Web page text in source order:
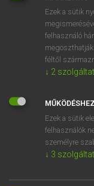
⚲ aggressive
Ezek a sütik
felhasználó
féltől
↓ 2
Ezek a sütik
felhasználók
személyre
↓ 3